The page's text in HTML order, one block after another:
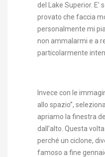
del Lake Superior.
provato che faccia
personalmente mi
non ammalarmi e a
particolarmente
Invece con le
allo spazio”,
apriamo la finestra
dall’alto. Questa
perché un ciclone,
famoso a fine